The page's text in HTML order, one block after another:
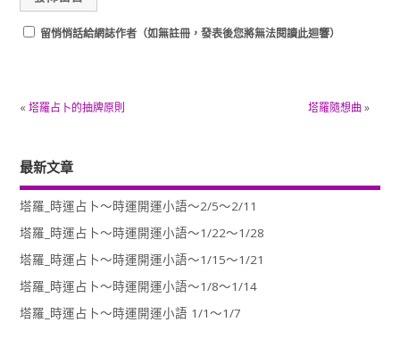
留悄悄話給網誌作者（如無註冊，發表後您將無法閱讀此迴響）
« 塔羅占卜的抽牌原則 塔羅隨想曲 »
最新文章
塔羅_時運占卜～時運開運小語～2/5～2/11
塔羅_時運占卜～時運開運小語～1/22～1/28
塔羅_時運占卜～時運開運小語～1/15～1/21
塔羅_時運占卜～時運開運小語～1/8～1/14
塔羅_時運占卜～時運開運小語 1/1～1/7